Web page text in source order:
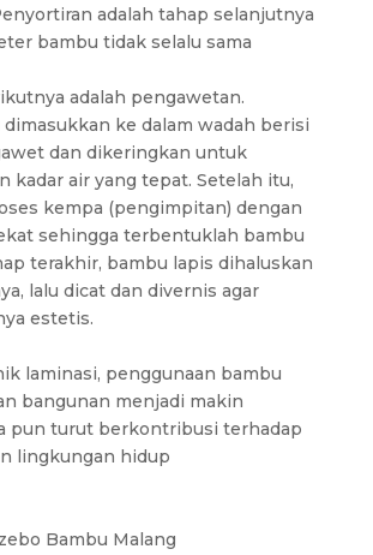
adalah tahap selanjutnya
bambu tidak selalu sama
adalah pengawetan.
ke dalam wadah berisi
dan dikeringkan untuk
kadar air yang tepat. Setelah itu,
kempa (pengimpitan) dengan
sehingga terbentuklah bambu
terakhir, bambu lapis dihaluskan
lalu dicat dan divernis agar
estetis.
laminasi, penggunaan bambu
bangunan menjadi makin
pun turut berkontribusi terhadap
lingkungan hidup
Bambu Malang